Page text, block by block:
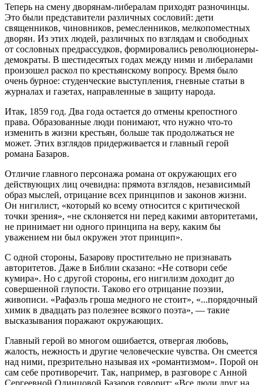
Теперь на смену дворянам-либералам приходят разночинцы.
Это были представители различных сословий: дети
священников, чиновников, ремесленников, мелкопоместных
дворян. Из этих людей, различных по взглядам и свободных
от сословных предрассудков, формировались революционеры-
демократы. В шестидесятых годах между ними и либералами
произошел раскол по крестьянскому вопросу. Время было
очень бурное: студенческие выступления, гневные статьи в
журналах и газетах, направленные в защиту народа.
Итак, 1859 год. Два года остается до отмены крепостного
права. Образованные люди понимают, что нужно что-то
изменить в жизни крестьян, больше так продолжаться не
может. Этих взглядов придерживается и главный герой
романа Базаров.
Отличие главного персонажа романа от окружающих его
действующих лиц очевидна: прямота взглядов, независимый
образ мыслей, отрицание всех принципов и законов жизни.
Он нигилист, «который ко всему относится с критической
точки зрения», «не склоняется ни перед какими авторитетами,
не принимает ни одного принципа на веру, каким бы
уважением ни был окружен этот принцип».
С одной стороны, Базарову простительно не признавать
авторитетов. Даже в Библии сказано: «Не сотвори себе
кумира». Но с другой стороны, его нигилизм доходит до
совершенной глупости. Таково его отрицание поэзии,
живописи. «Рафаэль гроша медного не стоит», «...порядочный
химик в двадцать раз полезнее всякого поэта», — такие
высказывания поражают окружающих.
Главный герой во многом ошибается, отвергая любовь,
жалость, нежность и другие человеческие чувства. Он смеется
над ними, презрительно называя их «романтизмом». Порой он
сам себе противоречит. Так, например, в разговоре с Анной
Сергеевной Одинцовой Базаров говорит: «Все люди друг на